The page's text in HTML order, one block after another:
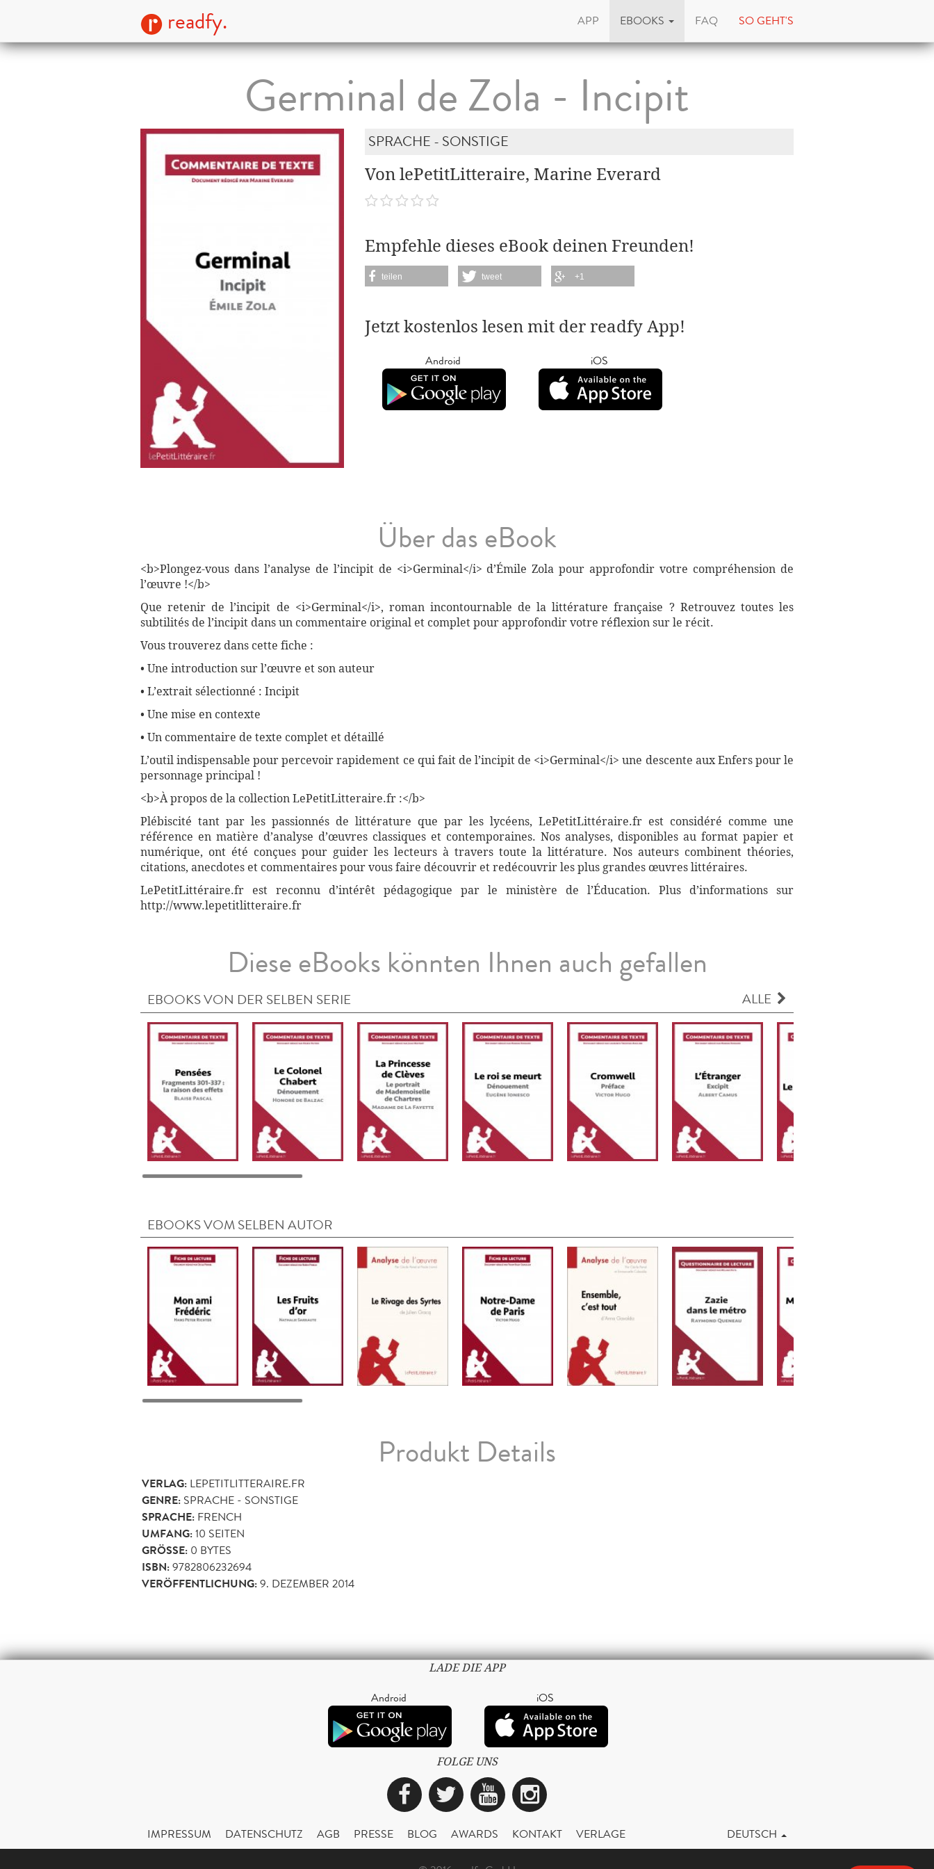
readfy. APP EBOOKS FAQ SO GEHT'S
Germinal de Zola - Incipit
SPRACHE - SONSTIGE
Von lePetitLitteraire, Marine Everard
Empfehle dieses eBook deinen Freunden!
teilen tweet +1
Jetzt kostenlos lesen mit der readfy App!
Android iOS
Über das eBook
<b>Plongez-vous dans l’analyse de l’incipit de <i>Germinal</i> d’Émile Zola pour approfondir votre compréhension de
l’œuvre !</b>
Que retenir de l’incipit de <i>Germinal</i>, roman incontournable de la littérature française ? Retrouvez toutes les
subtilités de l’incipit dans un commentaire original et complet pour approfondir votre réflexion sur le récit.
Vous trouverez dans cette fiche :
• Une introduction sur l’œuvre et son auteur
• L’extrait sélectionné : Incipit
• Une mise en contexte
• Un commentaire de texte complet et détaillé
L’outil indispensable pour percevoir rapidement ce qui fait de l’incipit de <i>Germinal</i> une descente aux Enfers pour le
personnage principal !
<b>À propos de la collection LePetitLitteraire.fr :</b>
Plébiscité tant par les passionnés de littérature que par les lycéens, LePetitLittéraire.fr est considéré comme une
référence en matière d’analyse d’œuvres classiques et contemporaines. Nos analyses, disponibles au format papier et
numérique, ont été conçues pour guider les lecteurs à travers toute la littérature. Nos auteurs combinent théories,
citations, anecdotes et commentaires pour vous faire découvrir et redécouvrir les plus grandes œuvres littéraires.
LePetitLittéraire.fr est reconnu d’intérêt pédagogique par le ministère de l’Éducation. Plus d’informations sur
http://www.lepetitlitteraire.fr
Diese eBooks könnten Ihnen auch gefallen
EBOOKS VON DER SELBEN SERIE ALLE
EBOOKS VOM SELBEN AUTOR
Produkt Details
VERLAG: LEPETITLITTERAIRE.FR
GENRE: SPRACHE - SONSTIGE
SPRACHE: FRENCH
UMFANG:10 SEITEN
GRÖSSE: 0 BYTES
ISBN:9782806232694
VERÖFFENTLICHUNG:9. DEZEMBER 2014
LADE DIE APP
Android iOS
FOLGE UNS
Facebook
TwitterYouTubeInstagram
IMPRESSUM DATENSCHUTZ AGB PRESSE BLOG AWARDS KONTAKT VERLAGE DEUTSCH